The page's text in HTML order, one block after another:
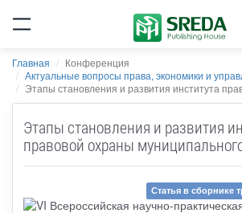
Главная
Конференция
Актуальные вопросы права, экономики и
Этапы становления и развития института
Этапы становления и развития
правовой охраны
Статья в сборнике